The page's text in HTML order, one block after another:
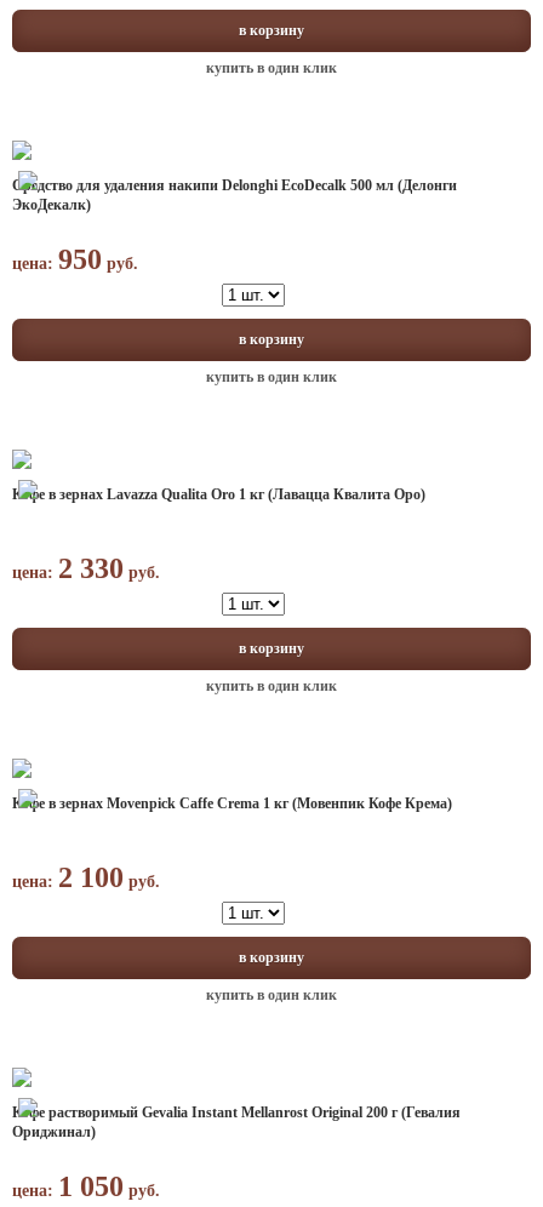
в корзину
купить в один клик
Средство для удаления накипи Delonghi EcoDecalk 500 мл (Делонги
ЭкоДекалк)
цена: 950 руб.
в корзину
купить в один клик
Кофе в зернах Lavazza Qualita Oro 1 кг (Лавацца Квалита Оро)
цена: 2 330 руб.
в корзину
купить в один клик
Кофе в зернах Movenpick Caffe Crema 1 кг (Мовенпик Кофе Крема)
цена: 2 100 руб.
в корзину
купить в один клик
Кофе растворимый Gevalia Instant Mellanrost Original 200 г (Гевалия
Ориджинал)
цена: 1 050 руб.